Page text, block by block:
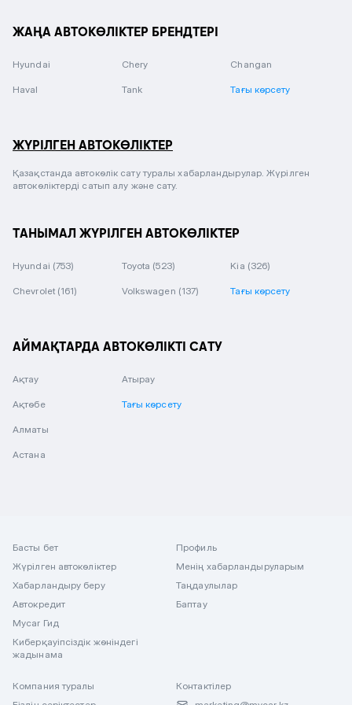
ЖАҢА АВТОКӨЛІКТЕР БРЕНДТЕРІ
Hyundai Chery Changan
Haval Tank Тағы көрсету
ЖҮРІЛГЕН АВТОКӨЛІКТЕР
Қазақстанда автокөлік сату туралы хабарландырулар. Жүрілген
автокөліктерді сатып алу және сату.
ТАНЫМАЛ ЖҮРІЛГЕН АВТОКӨЛІКТЕР
Hyundai (753) Toyota (523) Kia (326)
Chevrolet (161) Volkswagen (137) Тағы көрсету
АЙМАҚТАРДА АВТОКӨЛІКТІ САТУ
Ақтау
Ақтөбе
Алматы
Астана
Атырау
Тағы көрсету
Басты бет
Жүрілген автокөліктер
Хабарландыру беру
Автокредит
Mycar Гид
Киберқауіпсіздік жөніндегі
жадынама
Профиль
Менің хабарландыруларым
Таңдаулылар
Баптау
Компания туралы
Контактілер